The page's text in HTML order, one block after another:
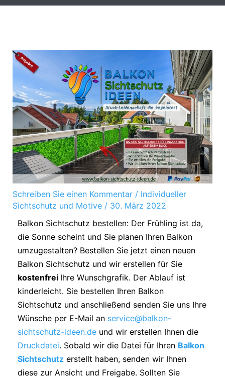
Schreiben Sie einen Kommentar / Individueller
Sichtschutz und Motive/ 30. März 2022
Balkon Sichtschutz bestellen: Der Frühling ist da,
die Sonne scheint und Sie planen Ihren Balkon
umzugestalten? Bestellen Sie jetzt einen neuen
Balkon Sichtschutz und wir erstellen für Sie
kostenfrei Ihre Wunschgrafik. Der Ablauf ist
kinderleicht. Sie bestellen Ihren Balkon
Sichtschutz und anschließend senden Sie uns Ihre
Wünsche per E-Mail an service@balkon-
sichtschutz-ideen.deund wir erstellen Ihnen die
Druckdatei. Sobald wir die Datei für Ihren Balkon
Sichtschutzerstellt haben, senden wir Ihnen
diese zur Ansicht und Freigabe. Sollten Sie